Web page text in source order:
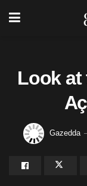
Look at
Gazedda